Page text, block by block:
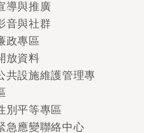
導與推廣
音與社群
政專區
放資料
共設施維護管理專
別平等專區
急應變聯絡中心